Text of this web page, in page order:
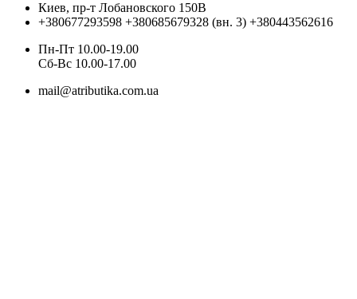
Киев, пр-т Лобановского 150В
+380677293598 +380685679328 (вн. 3) +380443562616
Пн-Пт 10.00-19.00
Cб-Вс 10.00-17.00
mail@atributika.com.ua